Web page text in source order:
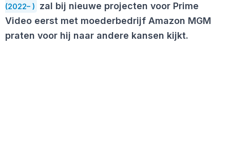
(2022– )
zal bij nieuwe projecten voor Prime
Video eerst met moederbedrijf Amazon MGM
praten voor hij naar andere kansen kijkt.